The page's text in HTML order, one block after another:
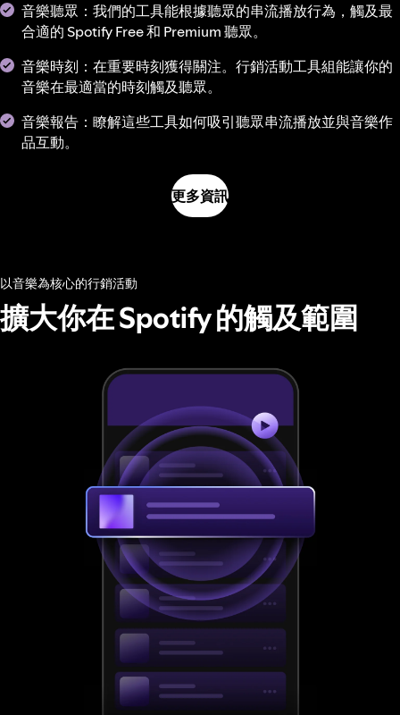
音樂聽眾：我們的工具能根據聽眾的串流播放行為，觸及最
合適的 Spotify Free 和 Premium 聽眾。
音樂時刻：在重要時刻獲得關注。行銷活動工具組能讓你的
音樂在最適當的時刻觸及聽眾。
音樂報告：瞭解這些工具如何吸引聽眾串流播放並與音樂作
品互動。
更多資訊
以音樂為核心的行銷活動
擴大你在 Spotify 的觸及範圍